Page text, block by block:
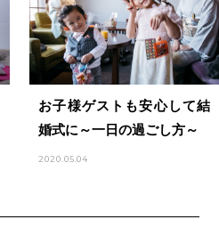
お子様ゲストも安心して結
婚式に～一日の過ごし方～
2020.05.04